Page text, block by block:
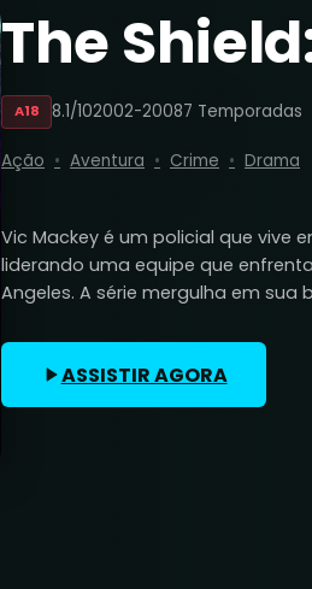
The
A18 8.1/102002-20087 Temporadas
Ação Aventura Crime Drama
Vic Mackey é um policial que vive
liderando uma equipe que
Angeles. A série mergulha em sua
ASSISTIR AGORA